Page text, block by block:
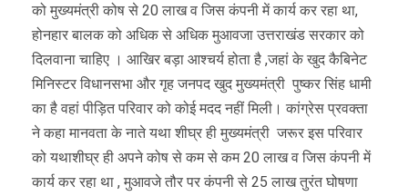
को मुख्यमंत्री कोष से 20 लाख व जिस कंपनी में कार्य कर रहा था,
होनहार बालक को अधिक से अधिक मुआवजा उत्तराखंड सरकार को
दिलवाना चाहिए । आखिर बड़ा आश्चर्य होता है ,जहां के खुद कैबिनेट
मिनिस्टर विधानसभा और गृह जनपद खुद मुख्यमंत्री पुष्कर सिंह धामी
का है वहां पीड़ित परिवार को कोई मदद नहीं मिली। कांग्रेस प्रवक्ता
ने कहा मानवता के नाते यथा शीघ्र ही मुख्यमंत्री जरूर इस परिवार
को यथाशीघ्र ही अपने कोष से कम से कम 20 लाख व जिस कंपनी में
कार्य कर रहा था , मुआवजे तौर पर कंपनी से 25 लाख तुरंत घोषणा